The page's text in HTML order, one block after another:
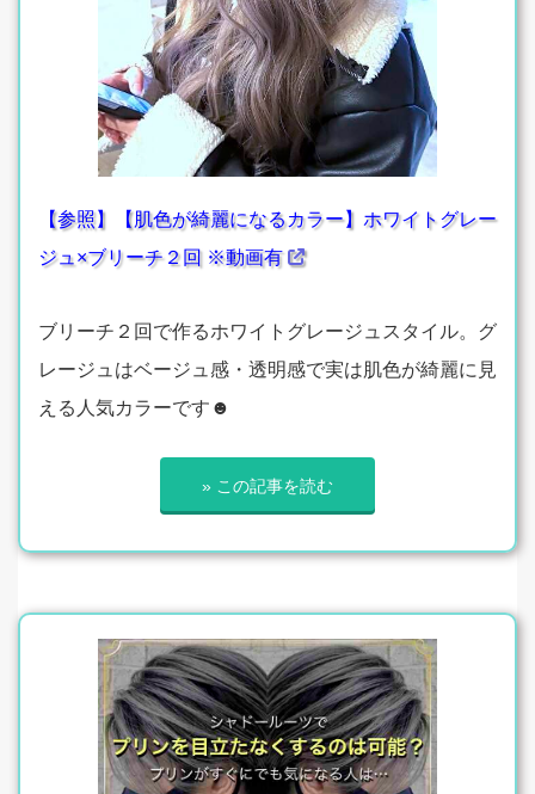
【参照】【肌色が綺麗になるカラー】ホワイトグレー
ジュ×ブリーチ２回 ※動画有
ブリーチ２回で作るホワイトグレージュスタイル。グ
レージュはベージュ感・透明感で実は肌色が綺麗に見
える人気カラーです☻
» この記事を読む